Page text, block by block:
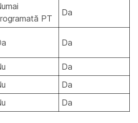
PT
Da
Da
Da
Da
Da